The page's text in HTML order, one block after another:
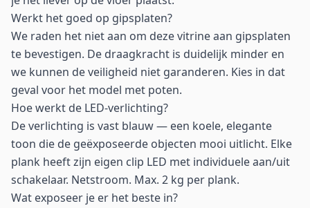
Werkt het goed op gipsplaten?
We raden het niet aan om deze vitrine aan gipsplaten
te bevestigen. De draagkracht is duidelijk minder en
we kunnen de veiligheid niet garanderen. Kies in dat
geval voor het model met poten.
Hoe werkt de LED-verlichting?
De verlichting is vast blauw — een koele, elegante
toon die de geëxposeerde objecten mooi uitlicht. Elke
plank heeft zijn eigen clip LED met individuele aan/uit
schakelaar. Netstroom. Max. 2 kg per plank.
Wat exposeer je er het beste in?